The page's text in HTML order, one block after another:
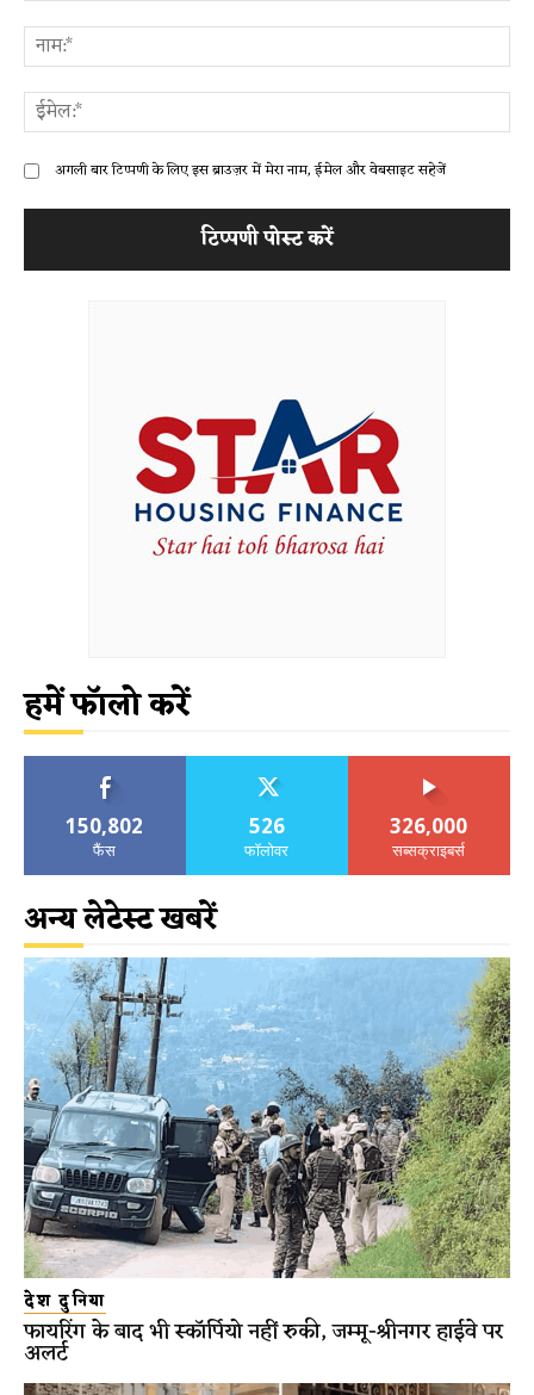
अगली बार टिप्पणी के लिए इस ब्राउज़र में मेरा नाम, ईमेल और वेबसाइट सहेजें
हमें फॉलो करें
150,802
फैंस
526
फॉलोवर
326,000
सब्सक्राइबर्स
अन्य लेटेस्ट खबरें
देश दुनिया
फायरिंग के बाद भी स्कॉर्पियो नहीं रुकी, जम्मू-श्रीनगर हाईवे पर
अलर्ट